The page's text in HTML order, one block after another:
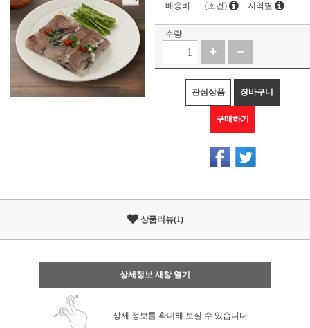
배송비
(조건) 지역별
수량
관심상품 장바구니
구매하기
상품리뷰(1)
상세정보 새창 열기
상세 정보를 확대해 보실 수 있습니다.